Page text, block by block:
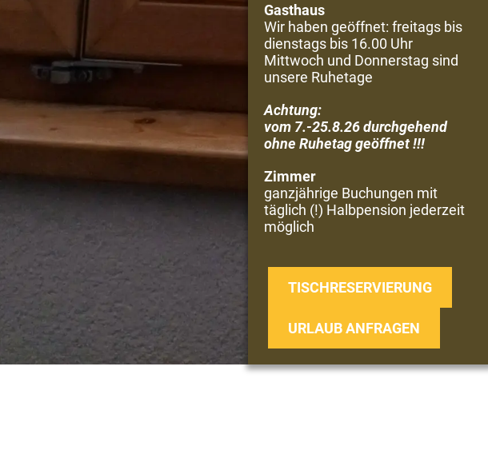
Gasthaus
Wir haben geöffnet: freitags bis
dienstags bis 16.00 Uhr
Mittwoch und Donnerstag sind
unsere Ruhetage
Achtung:
vom 7.-25.8.26 durchgehend
ohne Ruhetag geöffnet !!!
Zimmer
ganzjährige Buchungen mit
täglich (!) Halbpension jederzeit
möglich
TISCHRESERVIERUNG
URLAUB ANFRAGEN